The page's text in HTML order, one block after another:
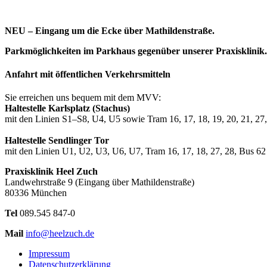
NEU – Eingang um die Ecke über Mathildenstraße.
Parkmöglichkeiten im Parkhaus gegenüber unserer Praxisklinik.
Anfahrt mit öffentlichen Verkehrsmitteln
Sie erreichen uns bequem mit dem MVV:
Haltestelle Karlsplatz (Stachus)
mit den Linien S1–S8, U4, U5 sowie Tram 16, 17, 18, 19, 20, 21,
Haltestelle Sendlinger Tor
mit den Linien U1, U2, U3, U6, U7, Tram 16, 17, 18, 27, 28, Bus 62
Praxisklinik Heel Zuch
Landwehrstraße 9 (Eingang über Mathildenstraße)
80336 München
Tel 089.545 847-0
Mail info@heelzuch.de
Impressum
Datenschutzerklärung